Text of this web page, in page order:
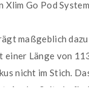
Go Pod
maßgeblich
Länge von
nicht im Stich.
An der Seite